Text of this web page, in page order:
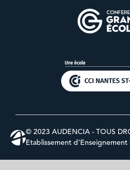
© 2023 AUDENCIA - TOUS
Etablissement